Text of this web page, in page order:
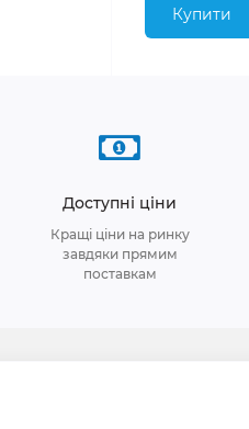
Купити
Доступні ціни
Кращі ціни на ринку
завдяки прямим
поставкам